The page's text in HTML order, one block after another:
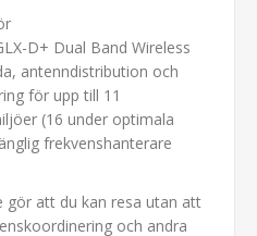
D+ Dual Band Wireless
antenndistribution och
för upp till 11
(16 under optimala
frekvenshanterare
gör att du kan resa utan att
och andra